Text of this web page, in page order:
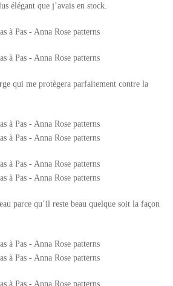
élégant que j’avais en stock.
qui me protègera parfaitement contre la
parce qu’il reste beau quelque soit la façon